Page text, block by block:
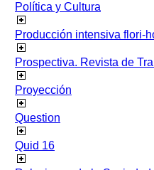
Política y Cultura
Producción intensiva flori-
Prospectiva. Revista de
Proyección
Question
Quid 16